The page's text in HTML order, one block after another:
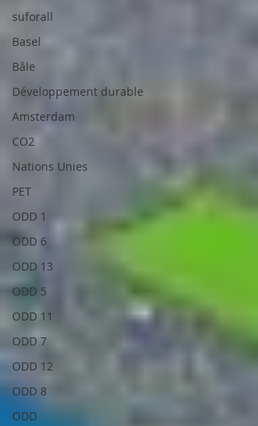
suforall
Basel
Bâle
Développement durable
Amsterdam
CO2
Nations Unies
PET
ODD 1
ODD 6
ODD 13
ODD 5
ODD 11
ODD 7
ODD 12
ODD 8
ODD